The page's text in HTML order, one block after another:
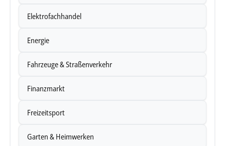
Elektrofachhandel
Energie
Fahrzeuge & Straßenverkehr
Finanzmarkt
Freizeitsport
Garten & Heimwerken